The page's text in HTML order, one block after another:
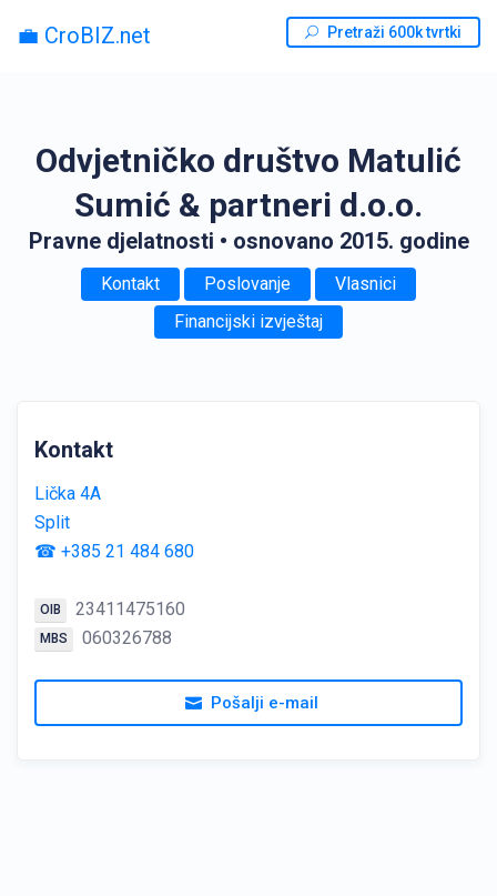
💼 CroBIZ.net Pretraži 600k tvrtki
Odvjetničko društvo Matulić
Sumić & partneri d.o.o.
Pravne djelatnosti • osnovano 2015. godine
Kontakt Poslovanje
Vlasnici
Financijski izvještaj
Kontakt
Lička 4A
Split
☎ +385 21 484 680
OIB 23411475160
MBS 060326788
Pošalji e-mail